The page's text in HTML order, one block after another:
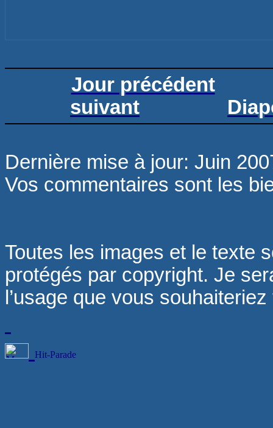
Jour précédent
suivant
Dernière mise à jour: Juin
Vos commentaires sont les
Toutes les images et le texte
protégés par copyright. Je
l’usage que vous